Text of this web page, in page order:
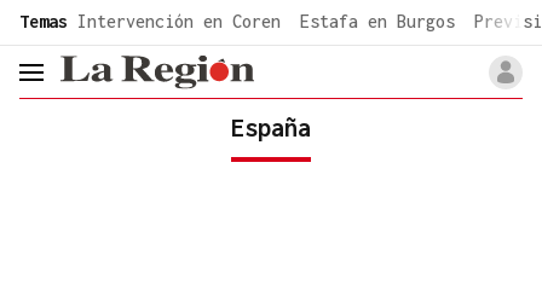
common.go-to-content
Temas Intervención en Coren Estafa en Burgos
header.menu.open
España